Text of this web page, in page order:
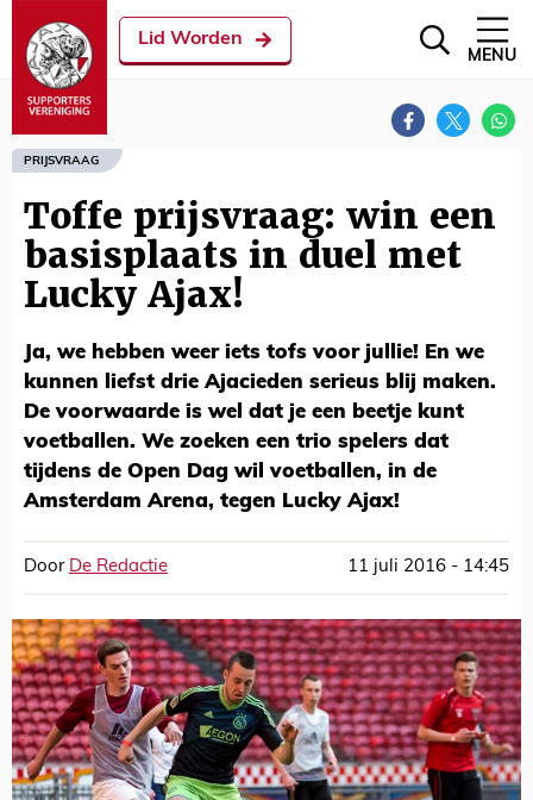
Lid Worden
MENU
PRIJSVRAAG
Toffe prijsvraag: win een
basisplaats in duel met
Lucky Ajax!
Ja, we hebben weer iets tofs voor jullie! En we
kunnen liefst drie Ajacieden serieus blij maken.
De voorwaarde is wel dat je een beetje kunt
voetballen. We zoeken een trio spelers dat
tijdens de Open Dag wil voetballen, in de
Amsterdam Arena, tegen Lucky Ajax!
Door De Redactie 11 juli 2016 - 14:45